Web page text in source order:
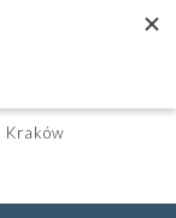
Kraków